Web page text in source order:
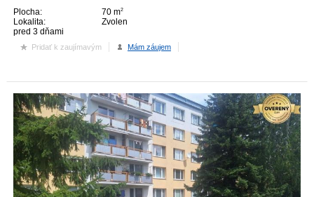
OBCHODNÉ PODMIENKY
PRIPOMIENKY
Plocha: 70 m2
Lokalita:
Zvolen
pred 3 dňami
Pridať k zaujímavým Mám záujem